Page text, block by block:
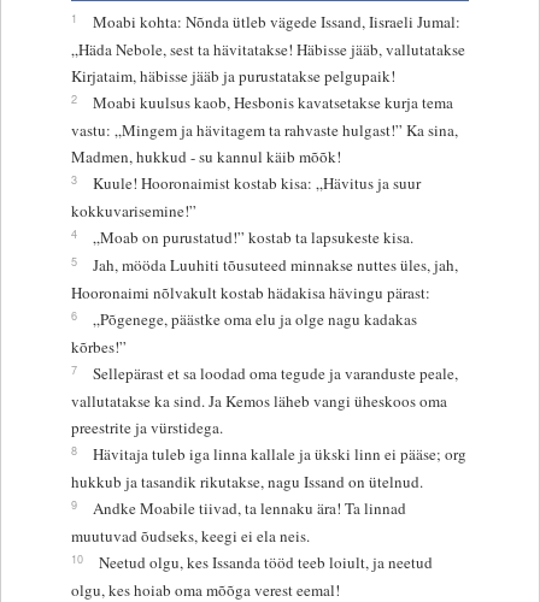
1
Moabi kohta: Nõnda ütleb vägede Issand, Iisraeli Jumal:
„Häda Nebole, sest ta hävitatakse! Häbisse jääb, vallutatakse
Kirjataim, häbisse jääb ja purustatakse pelgupaik!
2
Moabi kuulsus kaob, Hesbonis kavatsetakse kurja tema
vastu: „Mingem ja hävitagem ta rahvaste hulgast!” Ka sina,
Madmen, hukkud - su kannul käib mõõk!
3
Kuule! Hooronaimist kostab kisa: „Hävitus ja suur
kokkuvarisemine!”
4 „Moab on purustatud!” kostab ta lapsukeste kisa.
5
Jah, mööda Luuhiti tõusuteed minnakse nuttes üles, jah,
Hooronaimi nõlvakult kostab hädakisa hävingu pärast:
6
„Põgenege, päästke oma elu ja olge nagu kadakas
kõrbes!”
7
Sellepärast et sa loodad oma tegude ja varanduste peale,
vallutatakse ka sind. Ja Kemos läheb vangi üheskoos oma
preestrite ja vürstidega.
8
Hävitaja tuleb iga linna kallale ja ükski linn ei pääse; org
hukkub ja tasandik rikutakse, nagu Issand on ütelnud.
9
Andke Moabile tiivad, ta lennaku ära! Ta linnad
muutuvad õudseks, keegi ei ela neis.
10
Neetud olgu, kes Issanda tööd teeb loiult, ja neetud
olgu, kes hoiab oma mõõga verest eemal!